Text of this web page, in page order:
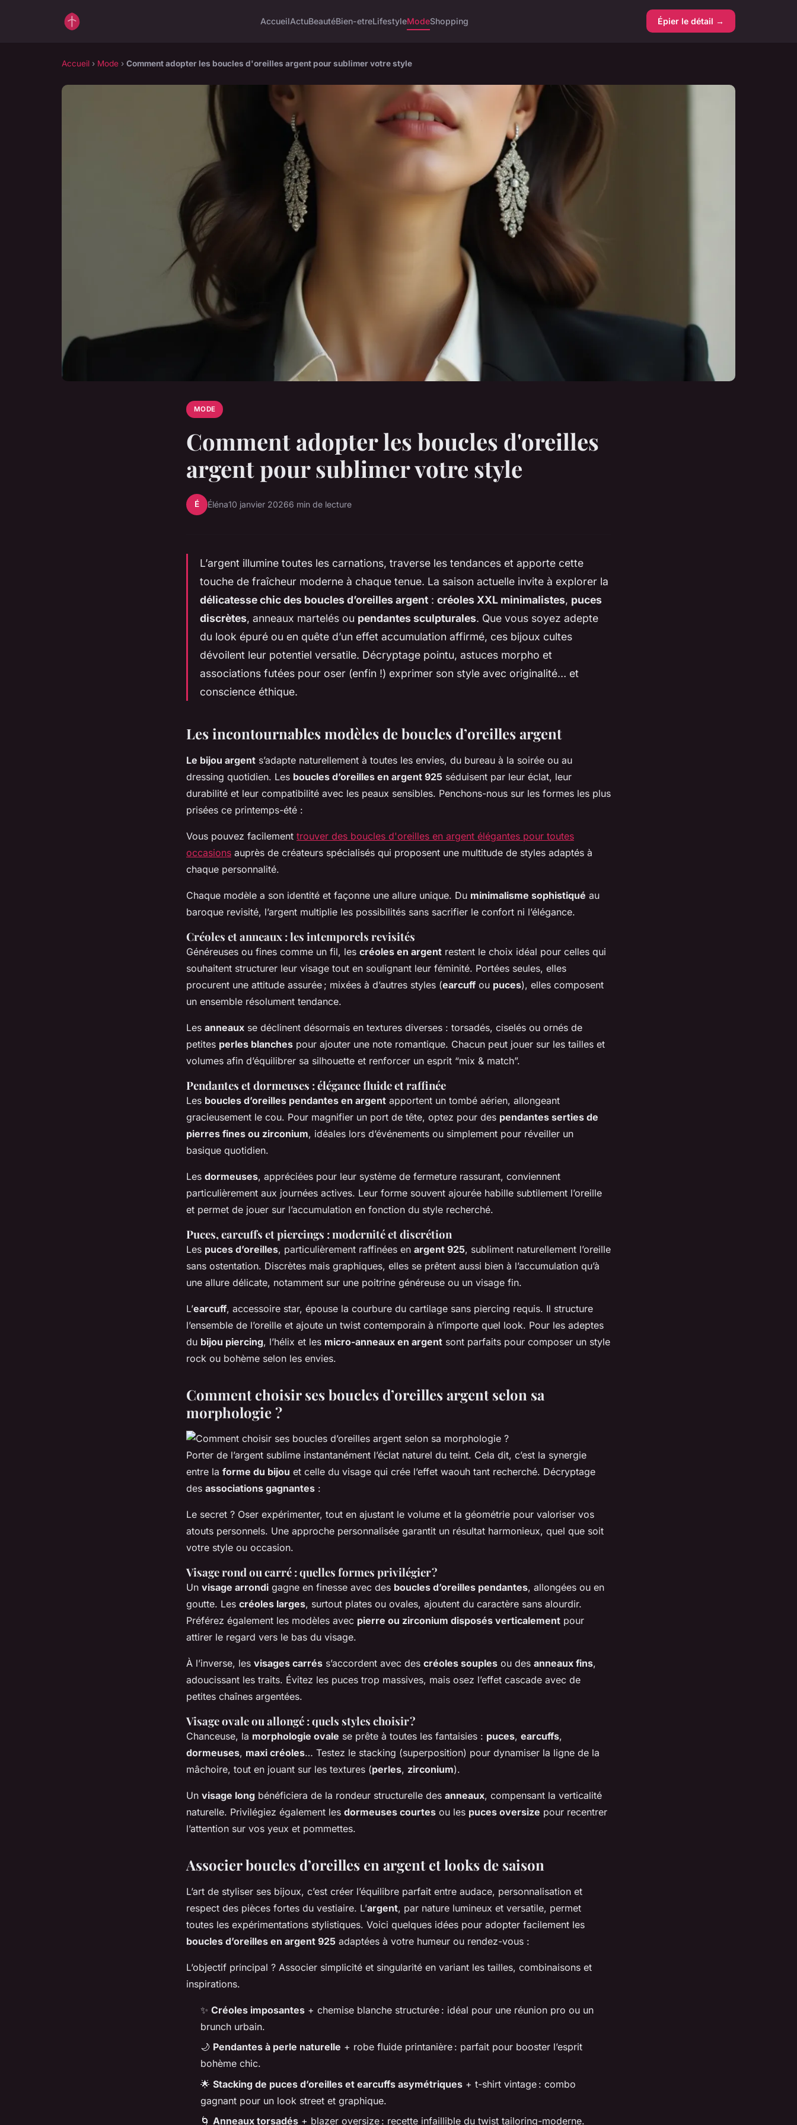
AccueilActuBeautéBien-etreLifestyleModeShopping Épier le détail →
Accueil › Mode › Comment adopter les boucles d'oreilles argent pour sublimer votre style
MODE
Comment adopter les boucles d'oreilles
argent pour sublimer votre style
É Éléna10 janvier 20266 min de lecture
L’argent illumine toutes les carnations, traverse les tendances et apporte cette
touche de fraîcheur moderne à chaque tenue. La saison actuelle invite à explorer la
délicatesse chic des boucles d’oreilles argent : créoles XXL minimalistes, puces
discrètes, anneaux martelés ou pendantes sculpturales. Que vous soyez adepte
du look épuré ou en quête d’un effet accumulation affirmé, ces bijoux cultes
dévoilent leur potentiel versatile. Décryptage pointu, astuces morpho et
associations futées pour oser (enfin !) exprimer son style avec originalité… et
conscience éthique.
Les incontournables modèles de boucles d’oreilles argent
Le bijou argent s’adapte naturellement à toutes les envies, du bureau à la soirée ou au
dressing quotidien. Les boucles d’oreilles en argent 925 séduisent par leur éclat, leur
durabilité et leur compatibilité avec les peaux sensibles. Penchons-nous sur les formes les plus
prisées ce printemps-été :
Vous pouvez facilement trouver des boucles d'oreilles en argent élégantes pour toutes
occasions auprès de créateurs spécialisés qui proposent une multitude de styles adaptés à
chaque personnalité.
Chaque modèle a son identité et façonne une allure unique. Du minimalisme sophistiqué au
baroque revisité, l’argent multiplie les possibilités sans sacrifier le confort ni l’élégance.
Créoles et anneaux : les intemporels revisités
Généreuses ou fines comme un fil, les créoles en argent restent le choix idéal pour celles qui
souhaitent structurer leur visage tout en soulignant leur féminité. Portées seules, elles
procurent une attitude assurée ; mixées à d’autres styles (earcuff ou puces), elles composent
un ensemble résolument tendance.
Les anneaux se déclinent désormais en textures diverses : torsadés, ciselés ou ornés de
petites perles blanches pour ajouter une note romantique. Chacun peut jouer sur les tailles et
volumes afin d’équilibrer sa silhouette et renforcer un esprit “mix & match”.
Pendantes et dormeuses : élégance fluide et raffinée
Les boucles d’oreilles pendantes en argent apportent un tombé aérien, allongeant
gracieusement le cou. Pour magnifier un port de tête, optez pour des pendantes serties de
pierres fines ou zirconium, idéales lors d’événements ou simplement pour réveiller un
basique quotidien.
Les dormeuses, appréciées pour leur système de fermeture rassurant, conviennent
particulièrement aux journées actives. Leur forme souvent ajourée habille subtilement l’oreille
et permet de jouer sur l’accumulation en fonction du style recherché.
Puces, earcuffs et piercings : modernité et discrétion
Les puces d’oreilles, particulièrement raffinées en argent 925, subliment naturellement l’oreille
sans ostentation. Discrètes mais graphiques, elles se prêtent aussi bien à l’accumulation qu’à
une allure délicate, notamment sur une poitrine généreuse ou un visage fin.
L’earcuff, accessoire star, épouse la courbure du cartilage sans piercing requis. Il structure
l’ensemble de l’oreille et ajoute un twist contemporain à n’importe quel look. Pour les adeptes
du bijou piercing, l’hélix et les micro-anneaux en argent sont parfaits pour composer un style
rock ou bohème selon les envies.
Comment choisir ses boucles d’oreilles argent selon sa
morphologie ?
Porter de l’argent sublime instantanément l’éclat naturel du teint. Cela dit, c’est la synergie
entre la forme du bijou et celle du visage qui crée l’effet waouh tant recherché. Décryptage
des associations gagnantes :
Le secret ? Oser expérimenter, tout en ajustant le volume et la géométrie pour valoriser vos
atouts personnels. Une approche personnalisée garantit un résultat harmonieux, quel que soit
votre style ou occasion.
Visage rond ou carré : quelles formes privilégier ?
Un visage arrondi gagne en finesse avec des boucles d’oreilles pendantes, allongées ou en
goutte. Les créoles larges, surtout plates ou ovales, ajoutent du caractère sans alourdir.
Préférez également les modèles avec pierre ou zirconium disposés verticalement pour
attirer le regard vers le bas du visage.
À l’inverse, les visages carrés s’accordent avec des créoles souples ou des anneaux fins,
adoucissant les traits. Évitez les puces trop massives, mais osez l’effet cascade avec de
petites chaînes argentées.
Visage ovale ou allongé : quels styles choisir ?
Chanceuse, la morphologie ovale se prête à toutes les fantaisies : puces, earcuffs,
dormeuses, maxi créoles… Testez le stacking (superposition) pour dynamiser la ligne de la
mâchoire, tout en jouant sur les textures (perles, zirconium).
Un visage long bénéficiera de la rondeur structurelle des anneaux, compensant la verticalité
naturelle. Privilégiez également les dormeuses courtes ou les puces oversize pour recentrer
l’attention sur vos yeux et pommettes.
Associer boucles d’oreilles en argent et looks de saison
L’art de styliser ses bijoux, c’est créer l’équilibre parfait entre audace, personnalisation et
respect des pièces fortes du vestiaire. L’argent, par nature lumineux et versatile, permet
toutes les expérimentations stylistiques. Voici quelques idées pour adopter facilement les
boucles d’oreilles en argent 925 adaptées à votre humeur ou rendez-vous :
L’objectif principal ? Associer simplicité et singularité en variant les tailles, combinaisons et
inspirations.
✨ Créoles imposantes + chemise blanche structurée : idéal pour une réunion pro ou un
brunch urbain.
🌙 Pendantes à perle naturelle + robe fluide printanière : parfait pour booster l’esprit
bohème chic.
🌟 Stacking de puces d’oreilles et earcuffs asymétriques + t-shirt vintage : combo
gagnant pour un look street et graphique.
🌀 Anneaux torsadés + blazer oversize : recette infaillible du twist tailoring-moderne.